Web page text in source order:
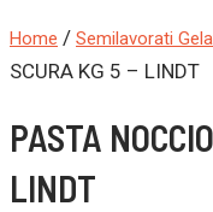
Home / Semilavorati
SCURA KG 5 – LINDT
PASTA
LINDT